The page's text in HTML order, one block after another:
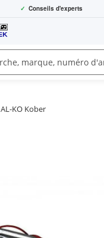
✓ Conseils d'experts
AL-KO Kober